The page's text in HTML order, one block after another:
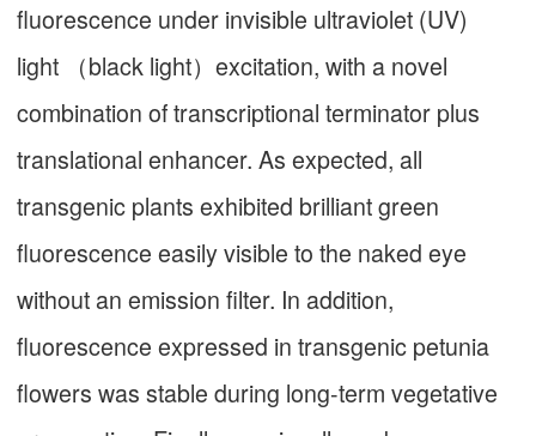
fluorescence under invisible ultraviolet (UV)
light （black light）excitation, with a novel
combination of transcriptional terminator plus
translational enhancer. As expected, all
transgenic plants exhibited brilliant green
fluorescence easily visible to the naked eye
without an emission filter. In addition,
fluorescence expressed in transgenic petunia
flowers was stable during long-term vegetative